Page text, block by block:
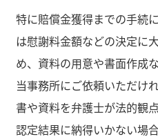
特に賠償金獲得までの手続
は慰謝料金額などの決定に
め、資料の用意や書面作成
当事務所にご依頼いただけ
書や資料を弁護士が法的観
認定結果に納得いかない場